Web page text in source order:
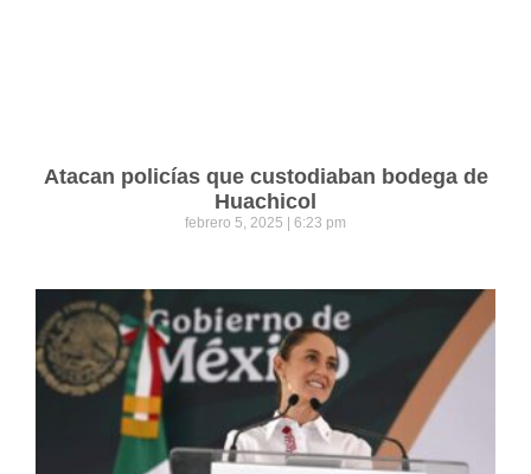
Atacan policías que custodiaban bodega de
Huachicol
febrero 5, 2025 6:23 pm